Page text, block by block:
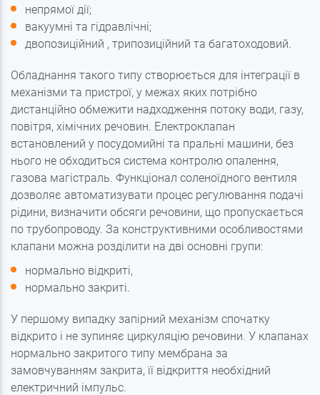
непрямої дії;
вакуумні та гідравлічні;
двопозиційний , трипозиційний та багатоходовий.
Обладнання такого типу створюється для інтеграції в
механізми та пристрої, у межах яких потрібно
дистанційно обмежити надходження потоку води, газу,
повітря, хімічних речовин. Електроклапан
встановлений у посудомийні та пральні машини, без
нього не обходиться система контролю опалення,
газова магістраль. Функціонал соленоїдного вентиля
дозволяє автоматизувати процес регулювання подачі
рідини, визначити обсяги речовини, що пропускається
по трубопроводу. За конструктивними особливостями
клапани можна розділити на дві основні групи:
нормально відкриті,
нормально закриті.
У першому випадку запірний механізм спочатку
відкрито і не зупиняє циркуляцію речовини. У клапанах
нормально закритого типу мембрана за
замовчуванням закрита, її відкриття необхідний
електричний імпульс.